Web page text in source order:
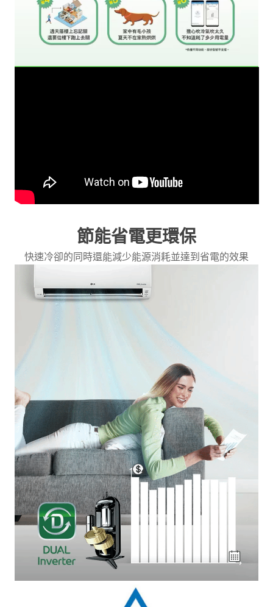
節能省電更環保
快速冷卻的同時還能減少能源消耗並達到省電的效果